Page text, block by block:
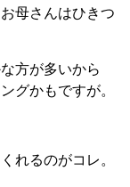
母さんはひきつ
方が多いから
グかもですが。
れるのがコレ。